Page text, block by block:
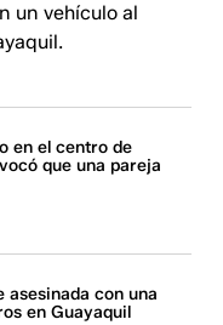
un vehículo al
en el centro de
que una pareja
asesinada con una
en Guayaquil